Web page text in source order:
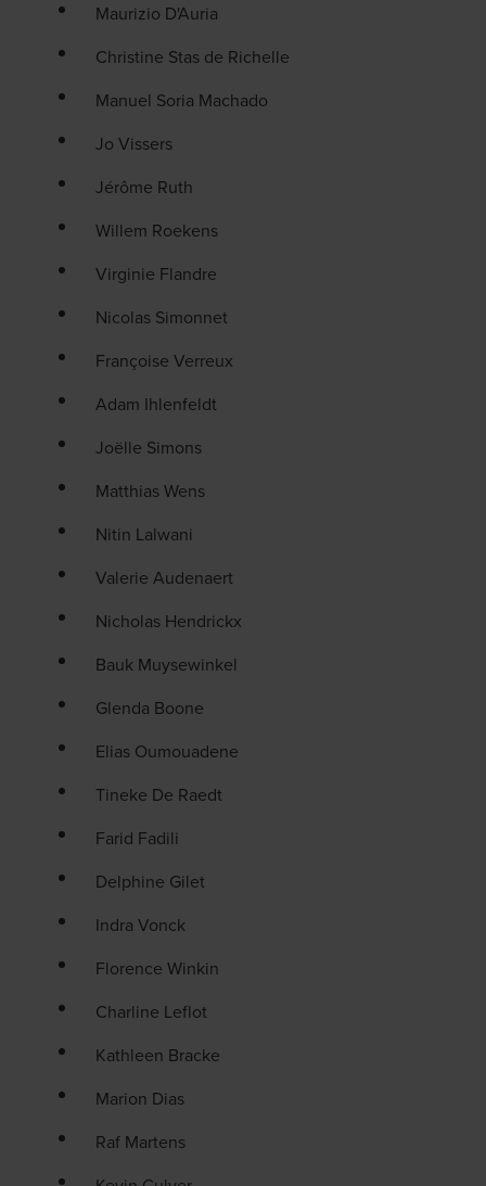
Maurizio D'Auria
Christine Stas de Richelle
Manuel Soria Machado
Jo Vissers
Jérôme Ruth
Willem Roekens
Virginie Flandre
Nicolas Simonnet
Françoise Verreux
Adam Ihlenfeldt
Joëlle Simons
Matthias Wens
Nitin Lalwani
Valerie Audenaert
Nicholas Hendrickx
Bauk Muysewinkel
Glenda Boone
Elias Oumouadene
Tineke De Raedt
Farid Fadili
Delphine Gilet
Indra Vonck
Florence Winkin
Charline Leflot
Kathleen Bracke
Marion Dias
Raf Martens